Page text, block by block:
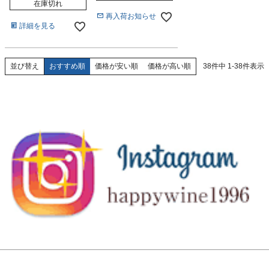
在庫切れ
詳細を見る
再入荷お知らせ
並び替え おすすめ順 価格が安い順 価格が高い順 38件中 1 -38件表示